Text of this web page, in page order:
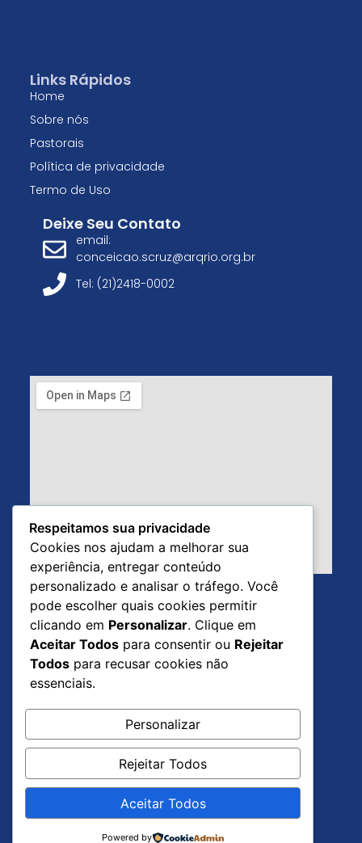
Santuário Nossa Senhora da Conceição.
Santa Cruz - Rio de Janeiro.
Links Rápidos
Home
Sobre nós
Pastorais
Política de privacidade
Termo de Uso
Deixe Seu Contato
email:
conceicao.scruz@arqrio.org.br
Tel: (21)2418-0002
Respeitamos sua privacidade
Cookies nos ajudam a melhorar sua
experiência, entregar conteúdo
personalizado e analisar o tráfego. Você
pode escolher quais cookies permitir
clicando em Personalizar. Clique em
Aceitar Todos para consentir ou Rejeitar
Todos para recusar cookies não
essenciais.
Personalizar
Rejeitar Todos
Aceitar Todos
Powered by